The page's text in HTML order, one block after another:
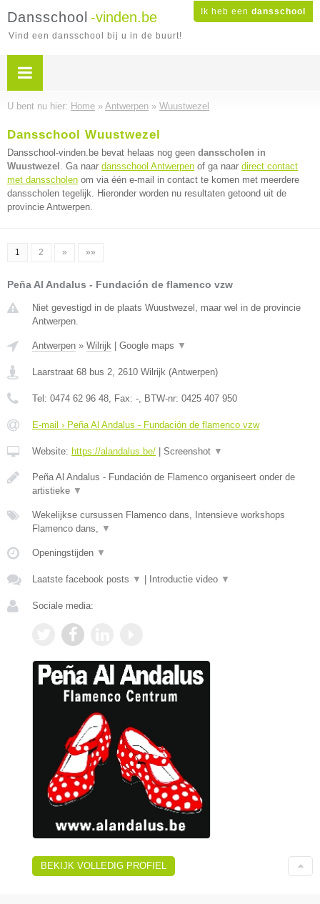
Ik heb een dansschool
Dansschool -vinden.be
Vind een dansschool bij u in de buurt!
U bent nu hier: Home » Antwerpen » Wuustwezel
Dansschool Wuustwezel
Dansschool-vinden.be bevat helaas nog geen dansscholen in
Wuustwezel . Ga naar dansschool Antwerpen of ga naar direct contact
met dansscholen om via één e-mail in contact te komen met meerdere
dansscholen tegelijk. Hieronder worden nu resultaten getoond uit de
provincie Antwerpen.
1 2 » »»
Peña Al Andalus - Fundación de flamenco vzw
Niet gevestigd in de plaats Wuustwezel, maar wel in de provincie
Antwerpen.
Antwerpen » Wilrijk Google maps ▼
Laarstraat 68 bus 2, 2610 Wilrijk (Antwerpen)
Tel: 0474 62 96 48, Fax: -, BTW-nr: 0425 407 950
E-mail › Peña Al Andalus - Fundación de flamenco vzw
Website: https://alandalus.be/ Screenshot ▼
Peña Al Andalus - Fundación de Flamenco organiseert onder de
artistieke ▼
Wekelijkse cursussen Flamenco dans, Intensieve workshops
Flamenco dans, ▼
Openingstijden ▼
Laatste facebook posts ▼ Introductie video ▼
Sociale media:
BEKIJK VOLLEDIG PROFIEL